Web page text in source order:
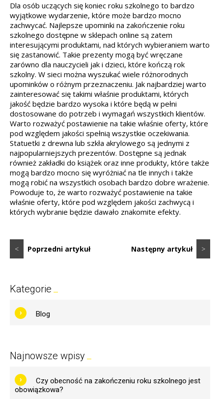
Dla osób uczących się koniec roku szkolnego to bardzo
wyjątkowe wydarzenie, które może bardzo mocno
zachwycać. Najlepsze upominki na zakończenie roku
szkolnego dostępne w sklepach online są zatem
interesującymi produktami, nad których wybieraniem warto
się zastanowić. Takie prezenty mogą być wręczane
zarówno dla nauczycieli jak i dzieci, które kończą rok
szkolny. W sieci można wyszukać wiele różnorodnych
upominków o różnym przeznaczeniu. Jak najbardziej warto
zainteresować się takimi właśnie produktami, których
jakość będzie bardzo wysoka i które będą w pełni
dostosowane do potrzeb i wymagań wszystkich klientów.
Warto rozważyć postawienie na takie właśnie oferty, które
pod względem jakości spełnią wszystkie oczekiwania.
Statuetki z drewna lub szkła akrylowego są jednymi z
najpopularniejszych prezentów. Dostępne są jednak
również zakładki do książek oraz inne produkty, które także
mogą bardzo mocno się wyróżniać na tle innych i także
mogą robić na wszystkich osobach bardzo dobre wrażenie.
Powoduje to, że warto rozważyć postawienie na takie
właśnie oferty, które pod względem jakości zachwycą i
których wybranie będzie dawało znakomite efekty.
< Poprzedni artykuł Następny artykuł >
Kategorie
Blog
Najnowsze wpisy
Czy obecność na zakończeniu roku szkolnego jest
obowiązkowa?